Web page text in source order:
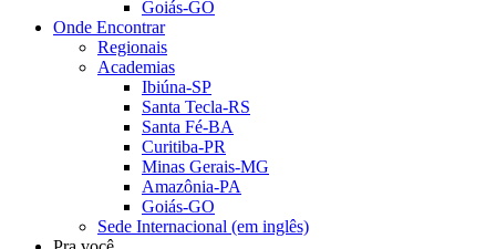
Goiás-GO
Onde Encontrar
Regionais
Academias
Ibiúna-SP
Santa Tecla-RS
Santa Fé-BA
Curitiba-PR
Minas Gerais-MG
Amazônia-PA
Goiás-GO
Sede Internacional (em inglês)